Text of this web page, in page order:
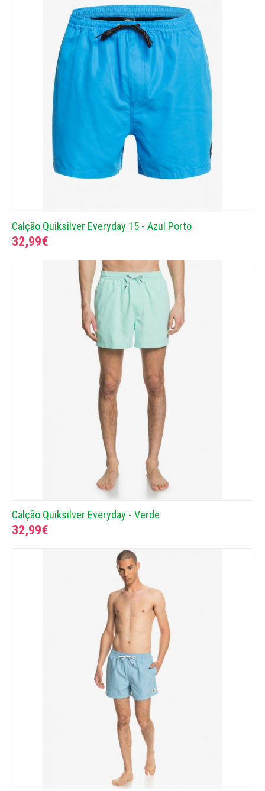
Calção Quiksilver Everyday 15 - Azul Porto
32,99€
Calção Quiksilver Everyday - Verde
32,99€